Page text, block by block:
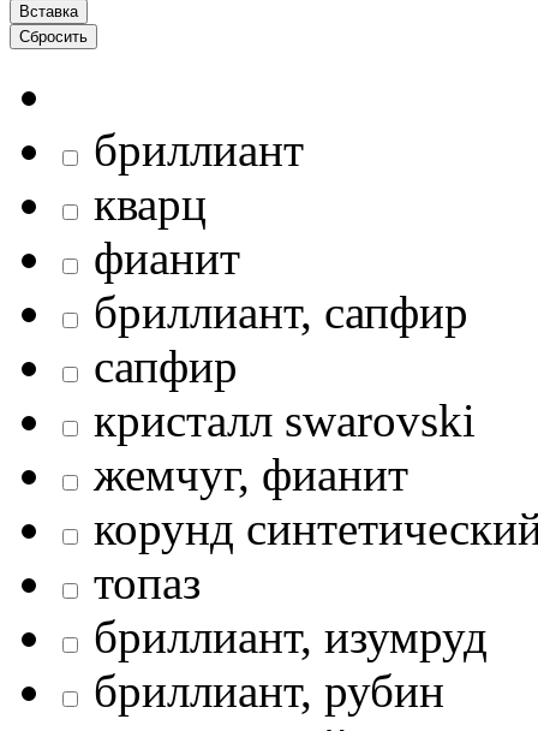
Вставка
Сбросить
бриллиант
кварц
фианит
бриллиант, сапфир
сапфир
кристалл swarovski
жемчуг, фианит
корунд
топаз
бриллиант, изумруд
бриллиант, рубин